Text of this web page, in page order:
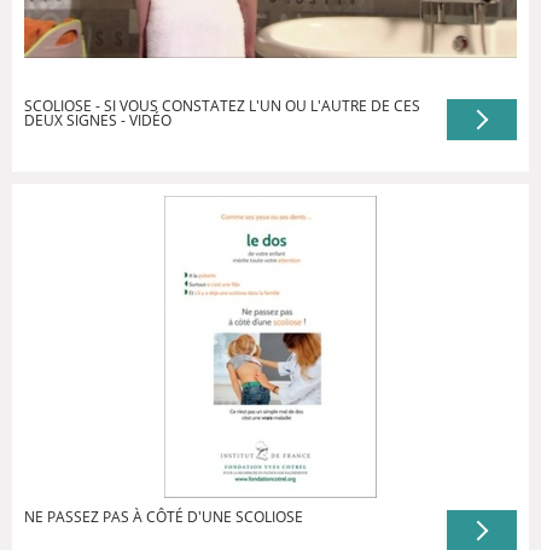
SCOLIOSE - SI VOUS CONSTATEZ L'UN OU L'AUTRE DE CES
DEUX SIGNES - VIDÉO
NE PASSEZ PAS À CÔTÉ D'UNE SCOLIOSE